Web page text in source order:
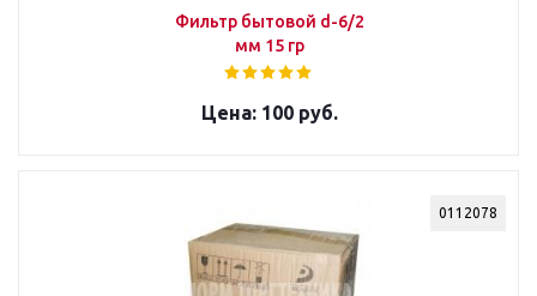
Фильтр бытовой d-6/2
мм 15 гр
100 руб.
0112078